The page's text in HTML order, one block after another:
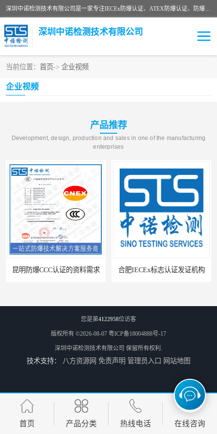
深圳中诺检测技术有限公司是一家专注IECEx防爆认证、ATEX防爆认证、防爆电气检测、防爆合格证、煤安认证等代理机构，可为客户提供从防爆设计、认证、现场检查、工程施工改造、培训等一站式服务。
深圳中诺检测技术有限公司
当前位置： 首页-> 企业视频
企业视频
产品推荐
Development, design, production and sales in one of the manufacturing
enterprises
昆明防爆CCC认证的资料需求 合肥IECEx标志认证发证机构
海口防爆电器设备维修资质办理周期 西宁防爆电器设备维修资质办理流程
您是第4122958位访客
版权所有 ©2026-08-07 粤ICP备18004888号-17
深圳中诺检测技术有限公司 保留所有权利.
技术支持： 八方资源网 免责声明 管理员入口 网站地图
首页 产品分类 热线电话 在线咨询
ATEX防爆认证
煤安矿安
防爆资质证书 各国防爆认证
防爆培训 SIL认证
防爆电气检测机构 防爆合格证代理机构
防爆认证代理机构 煤安认证机构